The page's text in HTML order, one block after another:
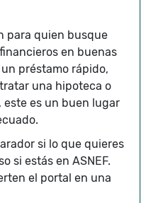
para quien busque
en buenas
préstamo rápido,
una hipoteca o
es un buen lugar
si lo que quieres
si estás en ASNEF.
el portal en una